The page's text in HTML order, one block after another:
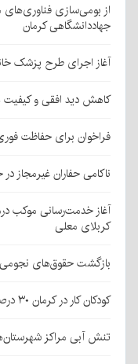
از بومی‌سازی
جهاددانشگاهی کرمان
آغاز اجرای طرح پزشک
کاهش دید افقی و کیفیت
فراخوان برای حفاظت
ناکامی حفاران غیرمجاز
آغاز خدمت‌رسانی موکب
کربلای معلی
بازگشت حقوق‌های نجومی
کودکان کار در کرمان ۳۰ درصد کمتر شدند
تنش آبی مراکز